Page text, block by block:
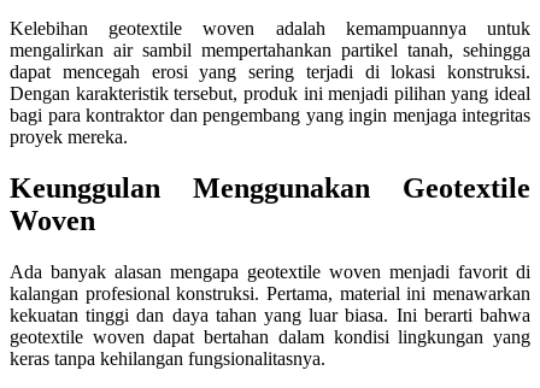
Kelebihan geotextile woven adalah kemampuannya untuk
mengalirkan air sambil mempertahankan partikel tanah, sehingga
dapat mencegah erosi yang sering terjadi di lokasi konstruksi.
Dengan karakteristik tersebut, produk ini menjadi pilihan yang ideal
bagi para kontraktor dan pengembang yang ingin menjaga integritas
proyek mereka.
Keunggulan Menggunakan Geotextile
Woven
Ada banyak alasan mengapa geotextile woven menjadi favorit di
kalangan profesional konstruksi. Pertama, material ini menawarkan
kekuatan tinggi dan daya tahan yang luar biasa. Ini berarti bahwa
geotextile woven dapat bertahan dalam kondisi lingkungan yang
keras tanpa kehilangan fungsionalitasnya.